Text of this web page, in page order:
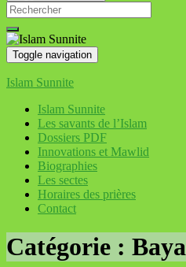
Search
for:
Toggle navigation
Islam Sunnite
Islam Sunnite
Les savants de l’Islam
Dossiers PDF
Innovations et Mawlid
Biographies
Les sectes
Horaires des prières
Contact
Catégorie :